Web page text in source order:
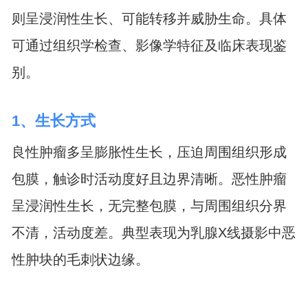
则呈浸润性生长、可能转移并威胁生命。具体
可通过组织学检查、影像学特征及临床表现鉴
别。
1、生长方式
良性肿瘤多呈膨胀性生长，压迫周围组织形成
包膜，触诊时活动度好且边界清晰。恶性肿瘤
呈浸润性生长，无完整包膜，与周围组织分界
不清，活动度差。典型表现为乳腺X线摄影中恶
性肿块的毛刺状边缘。